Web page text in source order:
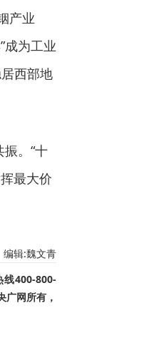
产业
成为工业
西部地
。“十
最大价
编辑:魏文青
400-800-
广网所有，